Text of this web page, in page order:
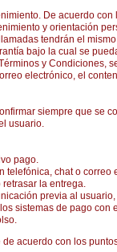
De acuerdo
y orientación
tendrán el
bajo la cual se
y Condiciones,
electrónico, el
siempre que se
usuario.
pago.
telefónica, chat o correo
la entrega.
previa al
sistemas de pago
acuerdo con los